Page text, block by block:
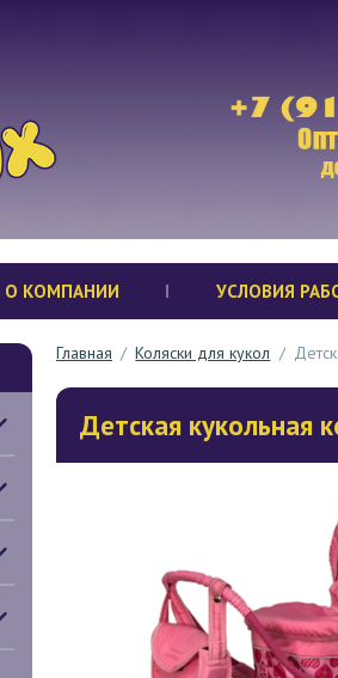
О КОМПАНИИ УСЛОВИЯ
Главная / Коляски для кукол /
Детская кукольная